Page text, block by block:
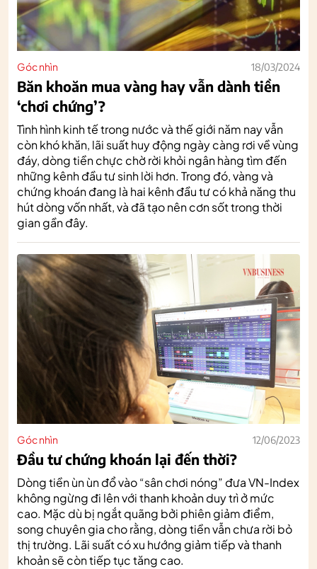
Góc nhìn 18/03/2024
Băn khoăn mua vàng hay vẫn dành tiền
‘chơi chứng’?
Tình hình kinh tế trong nước và thế giới năm nay vẫn
còn khó khăn, lãi suất huy động ngày càng rơi về vùng
đáy, dòng tiền chực chờ rời khỏi ngân hàng tìm đến
những kênh đầu tư sinh lời hơn. Trong đó, vàng và
chứng khoán đang là hai kênh đầu tư có khả năng thu
hút dòng vốn nhất, và đã tạo nên cơn sốt trong thời
gian gần đây.
Góc nhìn 12/06/2023
Đầu tư chứng khoán lại đến thời?
Dòng tiền ùn ùn đổ vào “sân chơi nóng” đưa VN-Index
không ngừng đi lên với thanh khoản duy trì ở mức
cao. Mặc dù bị ngắt quãng bởi phiên giảm điểm,
song chuyên gia cho rằng, dòng tiền vẫn chưa rời bỏ
thị trường. Lãi suất có xu hướng giảm tiếp và thanh
khoản sẽ còn tiếp tục tăng cao.